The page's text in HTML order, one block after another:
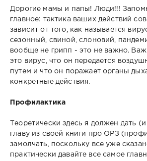
Дорогие мамы и папы! Люди!!!
главное: тактика ваших действий
зависит от того, как называется
сезонный, свиной, слоновий,
вообще не грипп - это не важно.
это вирус, что он передается
путем и что он поражает органы
конкретные действия.
Профилактика
Теоретически здесь я должен дать
главу из своей книги про ОРЗ
замолчать, поскольку все уже
практически давайте все самое